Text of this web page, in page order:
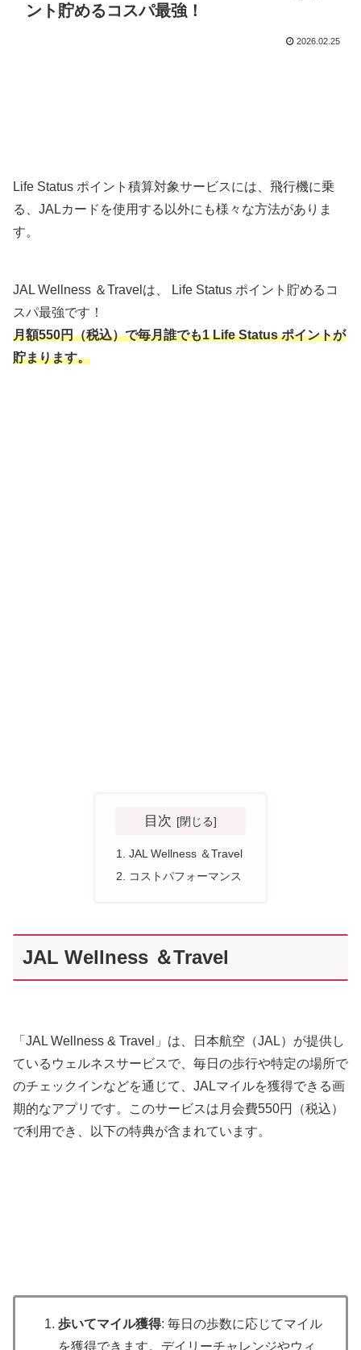
ント貯めるコスパ最強！
2026.02.25
Life Status ポイント積算対象サービスには、飛行機に乗
る、JALカードを使用する以外にも様々な方法がありま
す。
JAL Wellness ＆Travelは、 Life Status ポイント貯めるコ
スパ最強です！
月額550円（税込）で毎月誰でも1 Life Status ポイントが
貯まります。
目次
JAL Wellness ＆Travel
コストパフォーマンス
JAL Wellness ＆Travel
「JAL Wellness & Travel」は、日本航空（JAL）が提供し
ているウェルネスサービスで、毎日の歩行や特定の場所で
のチェックインなどを通じて、JALマイルを獲得できる画
期的なアプリです。このサービスは月会費550円（税込）
で利用でき、以下の特典が含まれています。
歩いてマイル獲得: 毎日の歩数に応じてマイル
を獲得できます。デイリーチャレンジやウィ